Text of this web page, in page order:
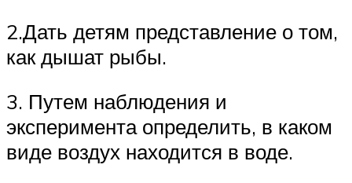
2.Дать детям представление о том,
как дышат рыбы.
3. Путем наблюдения и
эксперимента определить, в каком
виде воздух находится в воде.